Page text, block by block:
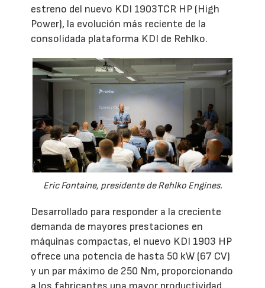
estreno del nuevo KDI 1903TCR HP (High
Power), la evolución más reciente de la
consolidada plataforma KDI de Rehlko.
Eric Fontaine, presidente de Rehlko Engines.
Desarrollado para responder a la creciente
demanda de mayores prestaciones en
máquinas compactas, el nuevo KDI 1903 HP
ofrece una potencia de hasta 50 kW (67 CV)
y un par máximo de 250 Nm, proporcionando